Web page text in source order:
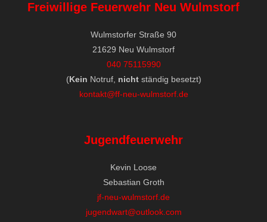
Freiwillige Feuerwehr Neu Wulmstorf
Wulmstorfer Straße 90
21629 Neu Wulmstorf
040 75115990
(Kein Notruf, nicht ständig besetzt)
kontakt@ff-neu-wulmstorf.de
Jugendfeuerwehr
Kevin Loose
Sebastian Groth
jf-neu-wulmstorf.de
jugendwart@outlook.com